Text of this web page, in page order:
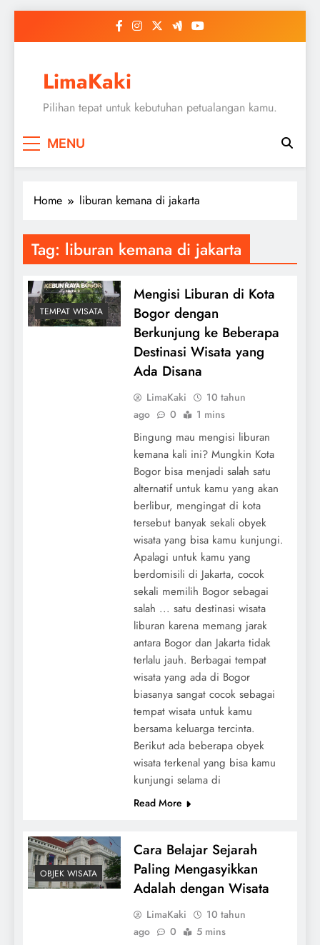
LimaKaki
Pilihan tepat untuk kebutuhan petualangan kamu.
MENU
Home liburan kemana di jakarta
Tag: liburan kemana di jakarta
TEMPAT WISATA
Mengisi Liburan di Kota
Bogor dengan
Berkunjung ke Beberapa
Destinasi Wisata yang
Ada Disana
LimaKaki
10 tahun
ago
0 1 mins
Bingung mau mengisi liburan
kemana kali ini? Mungkin Kota
Bogor bisa menjadi salah satu
alternatif untuk kamu yang akan
berlibur, mengingat di kota
tersebut banyak sekali obyek
wisata yang bisa kamu kunjungi.
Apalagi untuk kamu yang
berdomisili di Jakarta, cocok
sekali memilih Bogor sebagai
salah ... satu destinasi wisata
liburan karena memang jarak
antara Bogor dan Jakarta tidak
terlalu jauh. Berbagai tempat
wisata yang ada di Bogor
biasanya sangat cocok sebagai
tempat wisata untuk kamu
bersama keluarga tercinta.
Berikut ada beberapa obyek
wisata terkenal yang bisa kamu
kunjungi selama di
Read More
OBJEK WISATA
Cara Belajar Sejarah
Paling Mengasyikkan
Adalah dengan Wisata
LimaKaki
10 tahun
ago
0 5 mins